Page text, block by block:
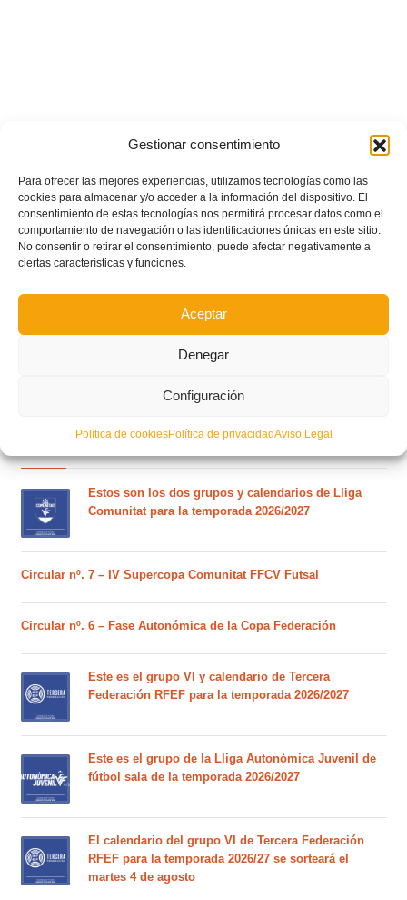
Gestionar consentimiento
Para ofrecer las mejores experiencias, utilizamos tecnologías como las
cookies para almacenar y/o acceder a la información del dispositivo. El
consentimiento de estas tecnologías nos permitirá procesar datos como el
comportamiento de navegación o las identificaciones únicas en este sitio.
No consentir o retirar el consentimiento, puede afectar negativamente a
ciertas características y funciones.
Aceptar
Denegar
Configuración
Política de cookiesPolítica de privacidadAviso Legal
Estos son los dos grupos y calendarios de Lliga
Comunitat para la temporada 2026/2027
Circular nº. 7 – IV Supercopa Comunitat FFCV Futsal
Circular nº. 6 – Fase Autonómica de la Copa Federación
Este es el grupo VI y calendario de Tercera
Federación RFEF para la temporada 2026/2027
Este es el grupo de la Lliga Autonòmica Juvenil de
fútbol sala de la temporada 2026/2027
El calendario del grupo VI de Tercera Federación
RFEF para la temporada 2026/27 se sorteará el
martes 4 de agosto